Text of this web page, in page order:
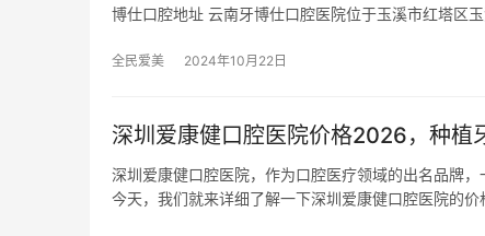
博仕口腔地址 云南牙博仕口腔医院位于玉溪市红塔区
全民爱美 2024年10月22日
深圳爱康健口腔医院价格2026，种
深圳爱康健口腔医院，作为口腔医疗领域的出名品牌
今天，我们就来详细了解一下深圳爱康健口腔医院的